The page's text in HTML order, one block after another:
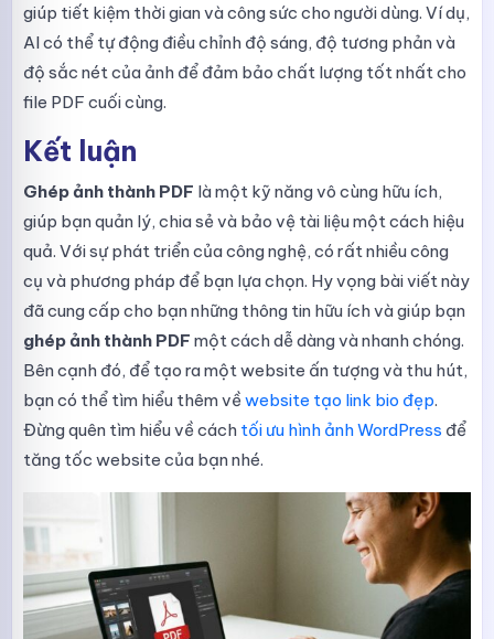
giúp tiết kiệm thời gian và công sức cho người dùng. Ví dụ,
AI có thể tự động điều chỉnh độ sáng, độ tương phản và
độ sắc nét của ảnh để đảm bảo chất lượng tốt nhất cho
file PDF cuối cùng.
Kết luận
Ghép ảnh thành PDF là một kỹ năng vô cùng hữu ích,
giúp bạn quản lý, chia sẻ và bảo vệ tài liệu một cách hiệu
quả. Với sự phát triển của công nghệ, có rất nhiều công
cụ và phương pháp để bạn lựa chọn. Hy vọng bài viết này
đã cung cấp cho bạn những thông tin hữu ích và giúp bạn
ghép ảnh thành PDF một cách dễ dàng và nhanh chóng.
Bên cạnh đó, để tạo ra một website ấn tượng và thu hút,
bạn có thể tìm hiểu thêm về website tạo link bio đẹp.
Đừng quên tìm hiểu về cách tối ưu hình ảnh WordPress để
tăng tốc website của bạn nhé.